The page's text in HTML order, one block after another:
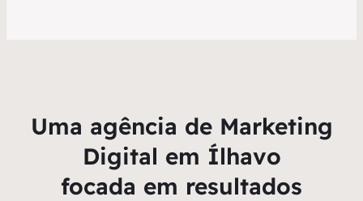
Uma agência de Marketing
Digital em Ílhavo
focada em resultados